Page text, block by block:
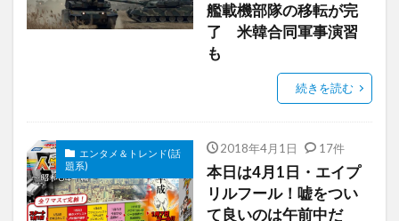
艦載機部隊の移転が完
了 米韓合同軍事演習
も
続きを読む
エンタメ＆トレンド(話
題系)
2018年4月1日 17件
本日は4月1日・エイプ
リルフール！嘘をつい
て良いのは午前中だ